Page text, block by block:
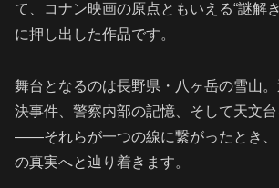
て、コナン映画の原点ともいえる“謎解
に押し出した作品です。
舞台となるのは長野県・八ヶ岳の雪山
決事件、警察内部の記憶、そして天文
——それらが一つの線に繋がったとき、
の真実へと辿り着きます。